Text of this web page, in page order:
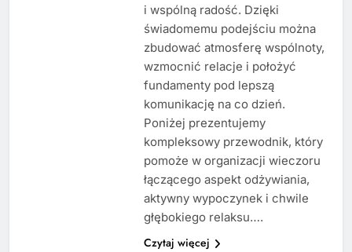
i wspólną radość. Dzięki
świadomemu podejściu można
zbudować atmosferę wspólnoty,
wzmocnić relacje i położyć
fundamenty pod lepszą
komunikację na co dzień.
Poniżej prezentujemy
kompleksowy przewodnik, który
pomoże w organizacji wieczoru
łączącego aspekt odżywiania,
aktywny wypoczynek i chwile
głębokiego relaksu….
Czytaj więcej